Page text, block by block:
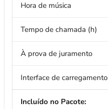
Hora de música
Tempo de chamada (h)
À prova de juramento
Interface de carregamento
Incluído no Pacote: